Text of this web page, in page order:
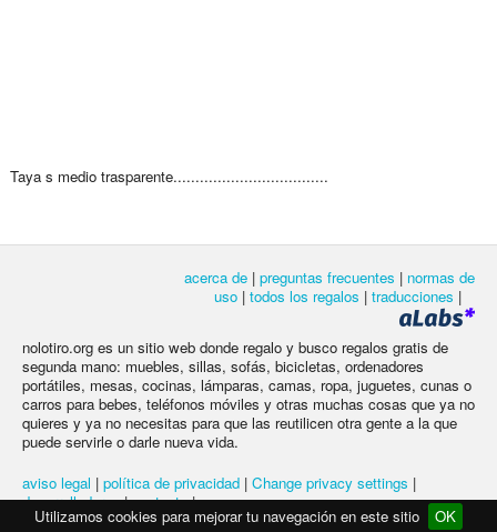
Utilizamos cookies para mejorar tu navegación en este sitio OK
Taya s medio trasparente...................................
acerca de | preguntas frecuentes | normas de
uso | todos los regalos | traducciones |
nolotiro.org es un sitio web donde regalo y busco regalos gratis de
segunda mano: muebles, sillas, sofás, bicicletas, ordenadores
portátiles, mesas, cocinas, lámparas, camas, ropa, juguetes, cunas o
carros para bebes, teléfonos móviles y otras muchas cosas que ya no
quieres y ya no necesitas para que las reutilicen otra gente a la que
puede servirle o darle nueva vida.
aviso legal | política de privacidad | Change privacy settings |
desarrolladores|contacto|